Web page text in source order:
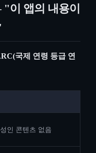
이 앱의 내용이
국제 연령 등급 연
인 콘텐츠 없음